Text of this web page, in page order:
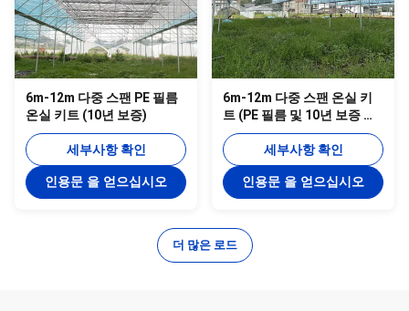
6m-12m 다중 스팬 PE 필름
온실 키트 (10년 보증)
세부사항 확인
인용문 을 얻으십시오
6m-12m 다중 스팬 온실 키
트 (PE 필름 및 10년 보증 포
함)
세부사항 확인
인용문 을 얻으십시오
더 많은 로드